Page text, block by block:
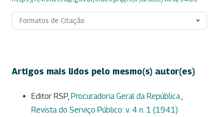
Formatos de Citação
Artigos mais lidos pelo mesmo(s) autor(es)
Editor RSP, Procuradoria Geral da República,
Revista do Serviço Público: v. 4 n. 1 (1941)